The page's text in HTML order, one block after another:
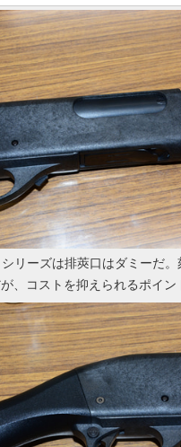
シリーズは排莢口はダミーだ
、コストを抑えられるポイン